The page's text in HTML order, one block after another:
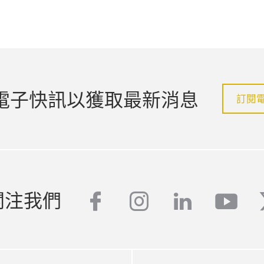
子快訊以獲取最新消息 訂閱
我們 facebook
instagram
linkedin